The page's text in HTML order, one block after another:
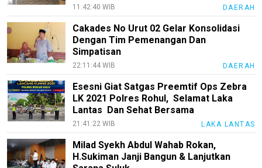
11:42:40 WIB DAERAH
Cakades No Urut 02 Gelar Konsolidasi
Dengan Tim Pemenangan Dan
Simpatisan
22:11:44 WIB DAERAH
Esesni Giat Satgas Preemtif Ops Zebra
LK 2021 Polres Rohul, Selamat Laka
Lantas Dan Sehat Bersama
21:41:22 WIB LAKA LANTAS
Milad Syekh Abdul Wahab Rokan,
H.Sukiman Janji Bangun & Lanjutkan